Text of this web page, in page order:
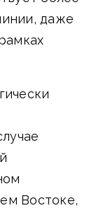
даже
Востоке,